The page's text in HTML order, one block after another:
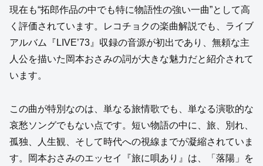
現在も“拓郎作品の中でも特に物語性の強い一曲”として高
く評価されています。レコチョクの楽曲解説でも、ライブ
アルバム『LIVE’73』収録の音源が初出であり、無頼な主
人公を描いた岡本おさみの詞が大きな魅力だと紹介されて
います。
この曲が特別なのは、単なる旅情歌でも、単なる演歌的な
哀愁ソングでもない点です。短い物語の中に、旅、別れ、
孤独、人生観、そして時代への視線までが凝縮されていま
す。岡本おさみのエッセイ『旅に唄あり』は、「落陽」を